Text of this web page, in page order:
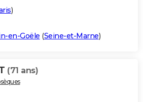
)
en-Goële (Seine-et-Marne)
(71 ans)